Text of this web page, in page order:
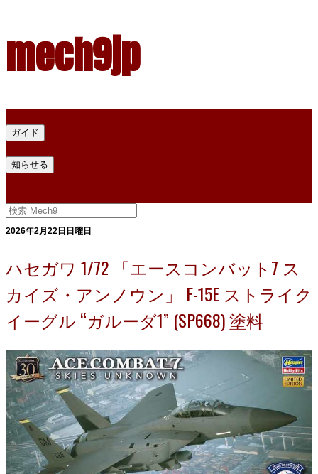
mech9jp
ガイド
知らせる
2026年2月22日日曜日
ハセガワ 1/72 「エースコンバット7 ス
カイズ・アンノウン」 F-15E ストライク
イーグル “ガルーダ1” (SP668) 塗料